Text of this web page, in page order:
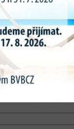
Rubena 10" x